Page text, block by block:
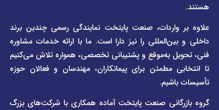
صنعت پایتخت نمایندگی رسمی چندین برند
را نیز دارا است. ما با ارائه خدمات مشاوره
به‌موقع و پشتیبانی تخصصی، همواره تلاش می‌کنیم
مطمئن برای پیمانکاران، مهندسان و فعالان حوزه
صنعت پایتخت آماده همکاری با شرکت‌های بزرگ
پول